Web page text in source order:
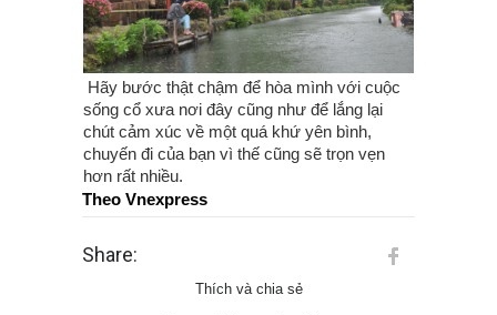
Hãy bước thật chậm để hòa mình với cuộc
sống cổ xưa nơi đây cũng như để lắng lại
chút cảm xúc về một quá khứ yên bình,
chuyến đi của bạn vì thế cũng sẽ trọn vẹn
hơn rất nhiều.
Theo Vnexpress
Share:
Thích và chia sẻ